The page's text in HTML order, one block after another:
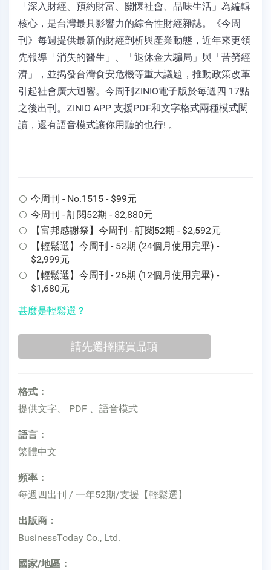
「深入財經、預約財富、關懷社會、品味生活」為編輯
核心，是台灣最具影響力的綜合性財經雜誌。《今周
刊》每週提供最新的財經剖析與產業動態，近年來更領
先報導「消失的醫生」、「退休金大騙局」與「苦勞經
濟」，並揭發台灣食安危機等重大議題，推動政策改革
引起社會廣大迴響。今周刊ZINIO電子版於每週四 17點
之後出刊。ZINIO APP 支援PDF和文字格式兩種模式閱
讀，還有語音模式讓你用聽的也行! 。
今周刊 - No.1515 - $99元
今周刊 - 訂閱52期 - $2,880元
【富邦感謝祭】今周刊 - 訂閱52期 - $2,592元
【輕鬆選】今周刊 - 52期 (24個月使用完畢) -
$2,999元
【輕鬆選】今周刊 - 26期 (12個月使用完畢) -
$1,680元
甚麼是輕鬆選？
格式：
提供文字、 PDF 、語音模式
語言：
繁體中文
頻率：
每週四出刊 / 一年52期/支援【輕鬆選】
出版商：
BusinessToday Co., Ltd.
國家/地區：